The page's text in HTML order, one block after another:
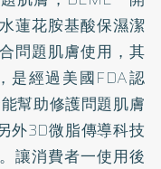
蓮花胺基酸保濕潔
問題肌膚使用，其
是經過美國FDA認
幫助修護問題肌膚
外3D微脂傳導科技
讓消費者一使用後